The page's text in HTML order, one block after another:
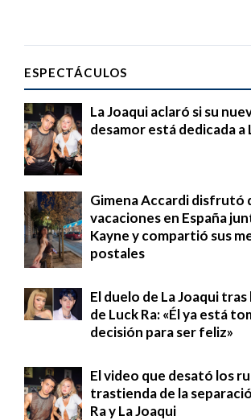
ESPECTÁCULOS
La Joaqui aclaró si su
desamor está dedicada a
Gimena Accardi disfrutó
vacaciones en España
Kayne y compartió sus
postales
El duelo de La Joaqui
de Luck Ra: «Él ya está
decisión para ser feliz»
El video que desató los
trastienda de la
Ra y La Joaqui